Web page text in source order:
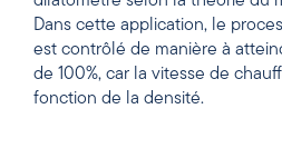
Dans cette application, le
est contrôlé de manière à
de 100%, car la vitesse de
fonction de la densité.